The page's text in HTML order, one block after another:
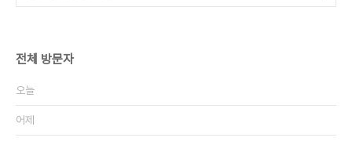
전체 방문자
오늘
어제